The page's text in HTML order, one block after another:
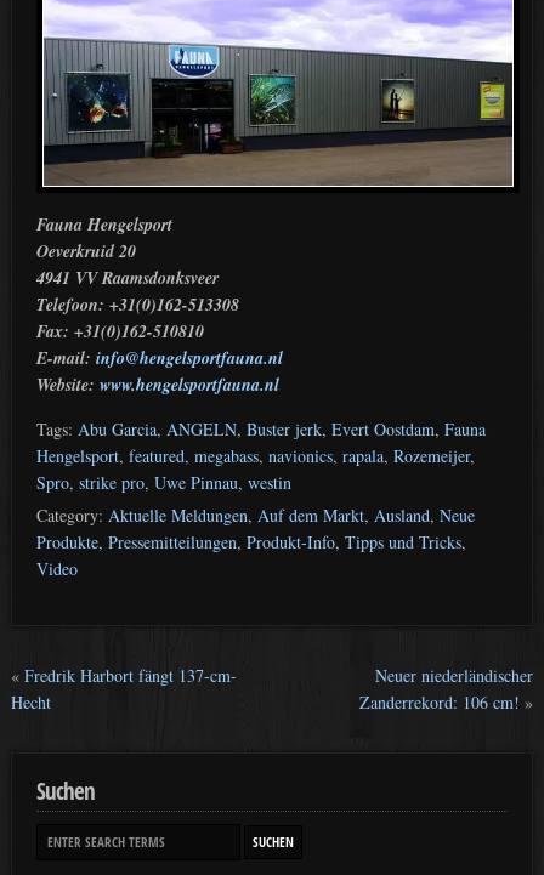
Fauna Hengelsport
Oeverkruid 20
4941 VV Raamsdonksveer
Telefoon: +31(0)162-513308
Fax: +31(0)162-510810
E-mail: info@hengelsportfauna.nl
Website: www.hengelsportfauna.nl
Tags: Abu Garcia, ANGELN, Buster jerk, Evert Oostdam, Fauna
Hengelsport, featured, megabass, navionics, rapala, Rozemeijer,
Spro, strike pro, Uwe Pinnau, westin
Category: Aktuelle Meldungen, Auf dem Markt, Ausland, Neue
Produkte, Pressemitteilungen, Produkt-Info, Tipps und Tricks,
Video
« Fredrik Harbort fängt 137-cm-
Hecht
Neuer niederländischer
Zanderrekord: 106 cm! »
Suchen